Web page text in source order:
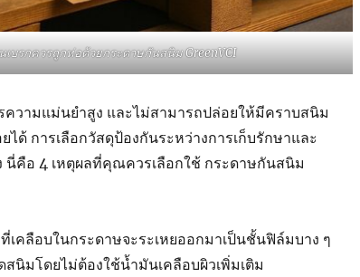
เบรกควรถูกห่อด้วยกระดาษกันสนิม GreenVCI
ความแม่นยำสูง และไม่สามารถปล่อยให้มีคราบสนิม
ได้ การเลือกวัสดุป้องกันระหว่างการเก็บรักษาและ
คือ 4 เหตุผลที่คุณควรเลือกใช้ กระดาษกันสนิม
เคลือบในกระดาษจะระเหยออกมาเป็นชั้นฟิล์มบาง ๆ
สนิมโดยไม่ต้องใช้น้ำมันเคลือบผิวเพิ่มเติม